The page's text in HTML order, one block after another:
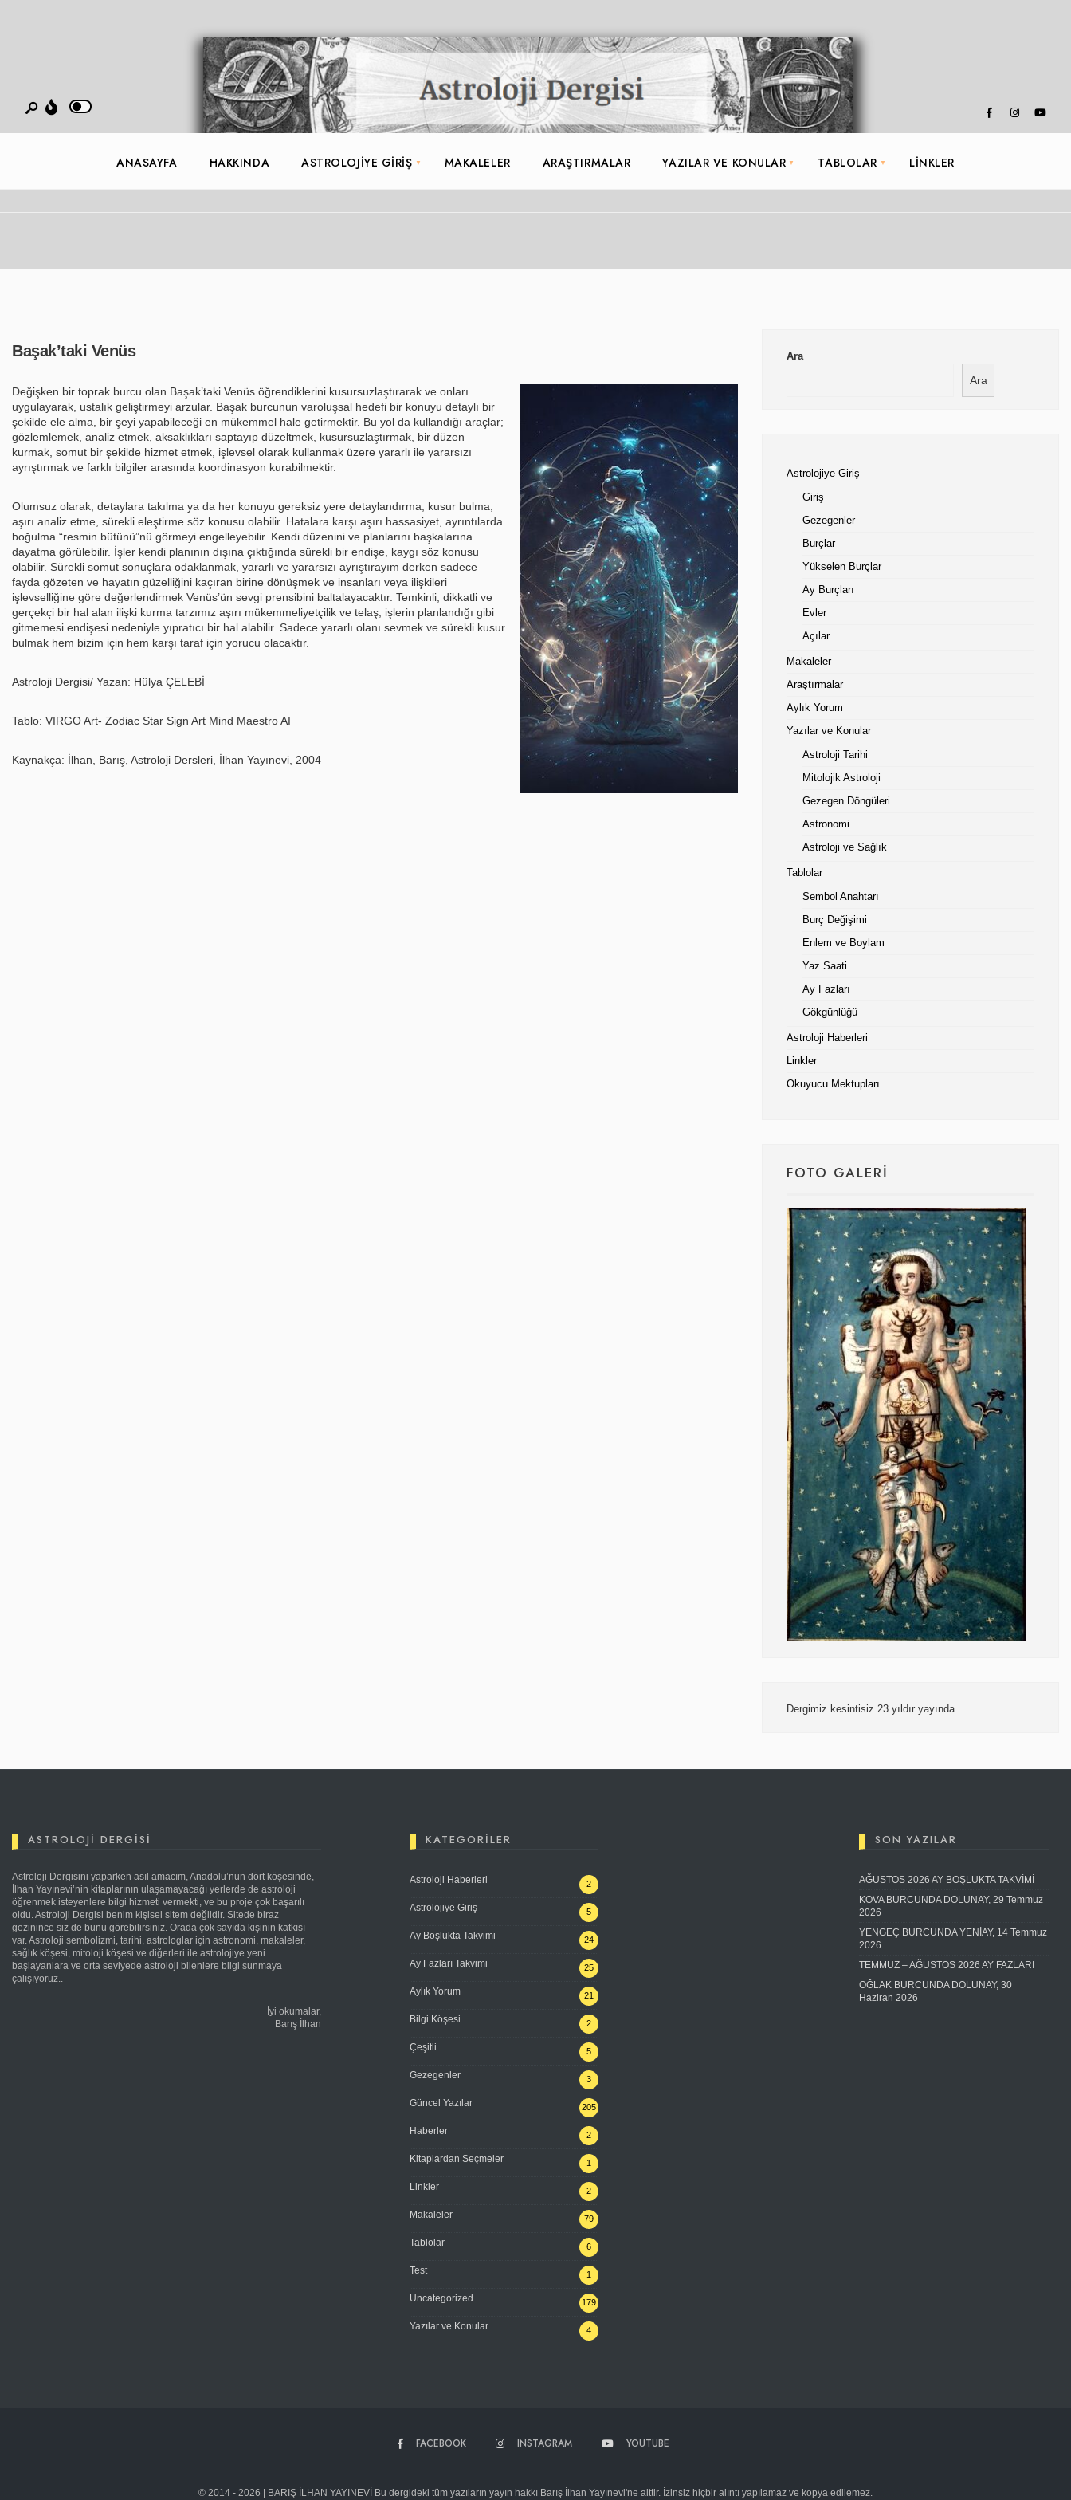
ANASAYFA HAKKINDA ASTROLOJIYE GIRIŞ MAKALELER ARAŞTIRMALAR YAZILAR VE KONULAR TABLOLAR LINKLER
Başak’taki Venüs
Değişken bir toprak burcu olan Başak’taki Venüs öğrendiklerini kusursuzlaştırarak ve onları
uygulayarak, ustalık geliştirmeyi arzular. Başak burcunun varoluşsal hedefi bir konuyu detaylı bir
şekilde ele alma, bir şeyi yapabileceği en mükemmel hale getirmektir. Bu yol da kullandığı araçlar;
gözlemlemek, analiz etmek, aksaklıkları saptayıp düzeltmek, kusursuzlaştırmak, bir düzen
kurmak, somut bir şekilde hizmet etmek, işlevsel olarak kullanmak üzere yararlı ile yararsızı
ayrıştırmak ve farklı bilgiler arasında koordinasyon kurabilmektir.
Olumsuz olarak, detaylara takılma ya da her konuyu gereksiz yere detaylandırma, kusur bulma,
aşırı analiz etme, sürekli eleştirme söz konusu olabilir. Hatalara karşı aşırı hassasiyet, ayrıntılarda
boğulma “resmin bütünü”nü görmeyi engelleyebilir. Kendi düzenini ve planlarını başkalarına
dayatma görülebilir. İşler kendi planının dışına çıktığında sürekli bir endişe, kaygı söz konusu
olabilir. Sürekli somut sonuçlara odaklanmak, yararlı ve yararsızı ayrıştırayım derken sadece
fayda gözeten ve hayatın güzelliğini kaçıran birine dönüşmek ve insanları veya ilişkileri
işlevselliğine göre değerlendirmek Venüs’ün sevgi prensibini baltalayacaktır. Temkinli, dikkatli ve
gerçekçi bir hal alan ilişki kurma tarzımız aşırı mükemmeliyetçilik ve telaş, işlerin planlandığı gibi
gitmemesi endişesi nedeniyle yıpratıcı bir hal alabilir. Sadece yararlı olanı sevmek ve sürekli kusur
bulmak hem bizim için hem karşı taraf için yorucu olacaktır.
Astroloji Dergisi/ Yazan: Hülya ÇELEBİ
Tablo: VIRGO Art- Zodiac Star Sign Art Mind Maestro AI
Kaynakça: İlhan, Barış, Astroloji Dersleri, İlhan Yayınevi, 2004
Ara
Ara
Astrolojiye Giriş
Giriş
Gezegenler
Burçlar
Yükselen Burçlar
Ay Burçları
Evler
Açılar
Makaleler
Araştırmalar
Aylık Yorum
Yazılar ve Konular
Astroloji Tarihi
Mitolojik Astroloji
Gezegen Döngüleri
Astronomi
Astroloji ve Sağlık
Tablolar
Sembol Anahtarı
Burç Değişimi
Enlem ve Boylam
Yaz Saati
Ay Fazları
Gökgünlüğü
Astroloji Haberleri
Linkler
Okuyucu Mektupları
FOTO GALERI
Dergimiz kesintisiz 23 yıldır yayında.
ASTROLOJI DERGISI
Astroloji Dergisini yaparken asıl amacım, Anadolu’nun dört köşesinde,
İlhan Yayınevi’nin kitaplarının ulaşamayacağı yerlerde de astroloji
öğrenmek isteyenlere bilgi hizmeti vermekti, ve bu proje çok başarılı
oldu. Astroloji Dergisi benim kişisel sitem değildir. Sitede biraz
gezinince siz de bunu görebilirsiniz. Orada çok sayıda kişinin katkısı
var. Astroloji sembolizmi, tarihi, astrologlar için astronomi, makaleler,
sağlık köşesi, mitoloji köşesi ve diğerleri ile astrolojiye yeni
başlayanlara ve orta seviyede astroloji bilenlere bilgi sunmaya
çalışıyoruz..
İyi okumalar,
Barış İlhan
KATEGORILER
Astroloji Haberleri 2
Astrolojiye Giriş 5
Ay Boşlukta Takvimi 24
Ay Fazları Takvimi 25
Aylık Yorum 21
Bilgi Köşesi 2
Çeşitli 5
Gezegenler 3
Güncel Yazılar 205
Haberler 2
Kitaplardan Seçmeler 1
Linkler 2
Makaleler 79
Tablolar 6
Test 1
Uncategorized 179
Yazılar ve Konular 4
SON YAZILAR
AĞUSTOS 2026 AY BOŞLUKTA TAKVİMİ
KOVA BURCUNDA DOLUNAY, 29 Temmuz
2026
YENGEÇ BURCUNDA YENİAY, 14 Temmuz
2026
TEMMUZ – AĞUSTOS 2026 AY FAZLARI
OĞLAK BURCUNDA DOLUNAY, 30
Haziran 2026
FACEBOOK INSTAGRAM YOUTUBE
© 2014 - 2026 | BARIŞ İLHAN YAYINEVİ Bu dergideki tüm yazıların yayın hakkı Barış İlhan Yayınevi'ne aittir. İzinsiz hiçbir alıntı yapılamaz ve kopya edilemez.